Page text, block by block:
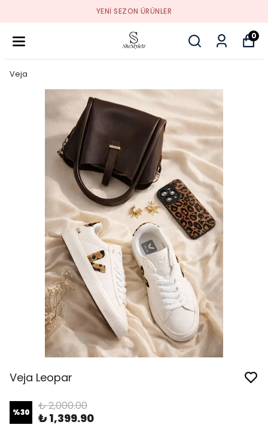
YENI SEZON ÜRÜNLER
0
Veja
Veja Leopar
%30 ₺ 2,000.00
₺ 1,399.90